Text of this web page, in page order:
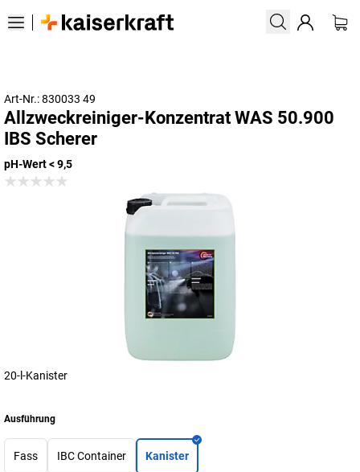
Art-Nr.: 830033 49
Allzweckreiniger-Konzentrat WAS 50.900
IBS Scherer
pH-Wert < 9,5
20-l-Kanister
Ausführung
Fass IBC Container Kanister